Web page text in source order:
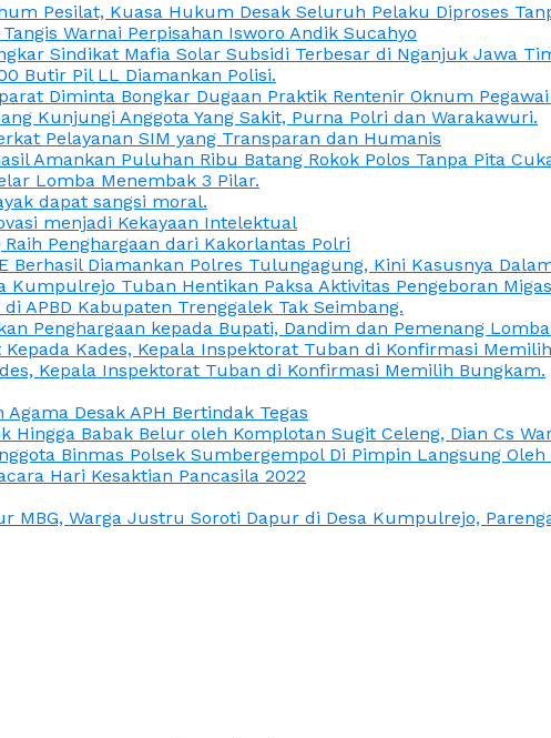
Pesilat, Kuasa Hukum Desak Seluruh Pelaku Diproses
Warnai Perpisahan Isworo Andik Sucahyo
Sindikat Mafia Solar Subsidi Terbesar di Nganjuk Jawa
Butir Pil LL Diamankan Polisi.
Diminta Bongkar Dugaan Praktik Rentenir Oknum
Kunjungi Anggota Yang Sakit, Purna Polri dan Warakawuri.
Pelayanan SIM yang Transparan dan Humanis
Amankan Puluhan Ribu Batang Rokok Polos Tanpa Pita
Lomba Menembak 3 Pilar.
dapat sangsi moral.
menjadi Kekayaan Intelektual
Penghargaan dari Kakorlantas Polri
Berhasil Diamankan Polres Tulungagung, Kini Kasusnya
Tuban Hentikan Paksa Aktivitas Pengeboran
APBD Kabupaten Trenggalek Tak Seimbang.
Penghargaan kepada Bupati, Dandim dan Pemenang
Kades, Kepala Inspektorat Tuban di Konfirmasi
Kepala Inspektorat Tuban di Konfirmasi Memilih Bungkam.
Desak APH Bertindak Tegas
Hingga Babak Belur oleh Komplotan Sugit Celeng, Dian Cs
Binmas Polsek Sumbergempol Di Pimpin Langsung
Hari Kesaktian Pancasila 2022
MBG, Warga Justru Soroti Dapur di Desa Kumpulrejo,